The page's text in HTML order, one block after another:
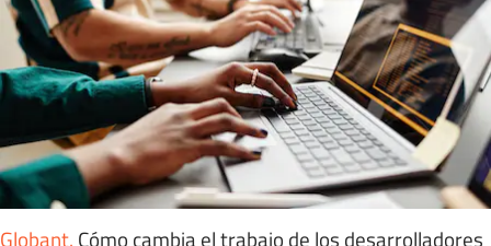
Globant. Cómo cambia el trabajo de los desarrolladores